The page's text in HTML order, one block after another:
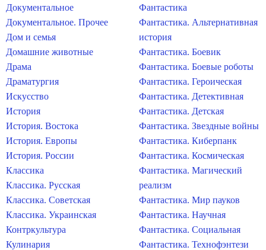
Документальное
Документальное. Прочее
Дом и семья
Домашние животные
Драма
Драматургия
Искусство
История
История. Востока
История. Европы
История. России
Классика
Классика. Русская
Классика. Советская
Классика. Украинская
Контркультура
Кулинария
Фантастика
Фантастика. Альтернативная
история
Фантастика. Боевик
Фантастика. Боевые роботы
Фантастика. Героическая
Фантастика. Детективная
Фантастика. Детская
Фантастика. Звездные войны
Фантастика. Киберпанк
Фантастика. Космическая
Фантастика. Магический
реализм
Фантастика. Мир пауков
Фантастика. Научная
Фантастика. Социальная
Фантастика. Технофэнтези